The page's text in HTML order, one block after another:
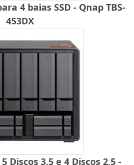
4 baias SSD - Qnap TBS-
453DX
Discos 3,5 e 4 Discos 2,5 -